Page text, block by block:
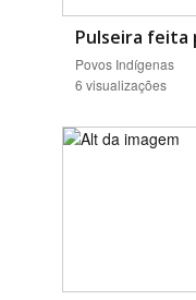
Pulseira feita
Povos Indígenas
6 visualizações